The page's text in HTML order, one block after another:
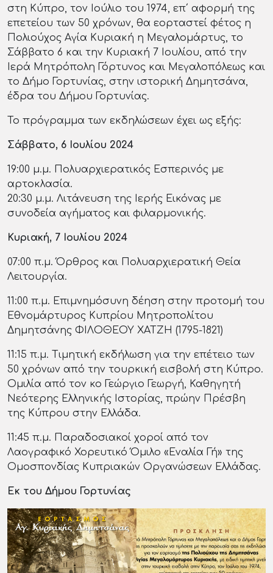
στη Κύπρο, τον Ιούλιο του 1974, επ΄ αφορμή της
επετείου των 50 χρόνων, θα εορταστεί φέτος η
Πολιούχος Αγία Κυριακή η Μεγαλομάρτυς, το
Σάββατο 6 και την Κυριακή 7 Ιουλίου, από την
Ιερά Μητρόπολη Γόρτυνος και Μεγαλοπόλεως και
το Δήμο Γορτυνίας, στην ιστορική Δημητσάνα,
έδρα του Δήμου Γορτυνίας.
Το πρόγραμμα των εκδηλώσεων έχει ως εξής:
Σάββατο, 6 Ιουλίου 2024
19:00 μ.μ. Πολυαρχιερατικός Εσπερινός με
αρτοκλασία.
20:30 μ.μ. Λιτάνευση της Ιερής Εικόνας με
συνοδεία αγήματος και φιλαρμονικής.
Κυριακή, 7 Ιουλίου 2024
07:00 π.μ. Όρθρος και Πολυαρχιερατική Θεία
Λειτουργία.
11:00 π.μ. Επιμνημόσυνη δέηση στην προτομή του
Εθνομάρτυρος Κυπρίου Μητροπολίτου
Δημητσάνης ΦΙΛΟΘΕΟΥ ΧΑΤΖΗ (1795-1821)
11:15 π.μ. Τιμητική εκδήλωση για την επέτειο των
50 χρόνων από την τουρκική εισβολή στη Κύπρο.
Ομιλία από τον κο Γεώργιο Γεωργή, Καθηγητή
Νεότερης Ελληνικής Ιστορίας, πρώην Πρέσβη
της Κύπρου στην Ελλάδα.
11:45 π.μ. Παραδοσιακοί χοροί από τον
Λαογραφικό Χορευτικό Όμιλο «Εναλία Γή» της
Ομοσπονδίας Κυπριακών Οργανώσεων Ελλάδας.
Εκ του Δήμου Γορτυνίας